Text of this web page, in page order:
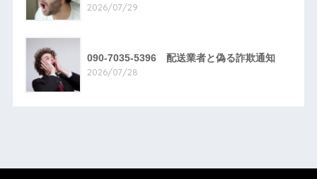
2026/07/29
090-7035-5396 配送業者と偽る詐欺通知
2026/07/28